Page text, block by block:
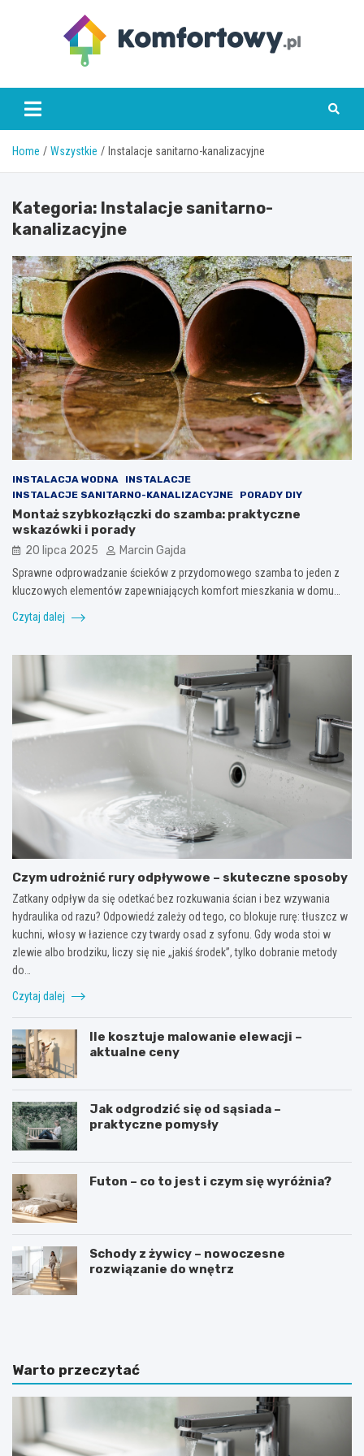
komfortowy.pl
Home Wszystkie Instalacje sanitarno-kanalizacyjne
Kategoria: Instalacje sanitarno-
kanalizacyjne
INSTALACJA WODNA
INSTALACJE
INSTALACJE SANITARNO-KANALIZACYJNE
PORADY DIY
Montaż szybkozłączki do szamba: praktyczne
wskazówki i porady
20 lipca 2025 Marcin Gajda
Sprawne odprowadzanie ścieków z przydomowego szamba to jeden z
kluczowych elementów zapewniających komfort mieszkania w domu…
Czytaj dalej
Czym udrożnić rury odpływowe – skuteczne sposoby
Zatkany odpływ da się odetkać bez rozkuwania ścian i bez wzywania
hydraulika od razu? Odpowiedź zależy od tego, co blokuje rurę: tłuszcz w
kuchni, włosy w łazience czy twardy osad z syfonu. Gdy woda stoi w
zlewie albo brodziku, liczy się nie „jakiś środek”, tylko dobranie metody
do…
Czytaj dalej
Ile kosztuje malowanie elewacji –
aktualne ceny
Jak odgrodzić się od sąsiada –
praktyczne pomysły
Futon – co to jest i czym się wyróżnia?
Schody z żywicy – nowoczesne
rozwiązanie do wnętrz
J
p
ł
y
i
J
b
r
a
d
Warto przeczytać